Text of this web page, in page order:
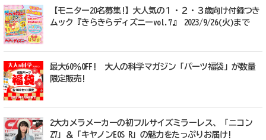
【モニター20名募集!】大人気の１・２・３歳向け付録つき
ムック『きらきらディズニーvol.7』 2023/9/26(火)まで
最大60％OFF! 大人の科学マガジン「パーツ福袋」が数量
限定販売!
2大カメラメーカーの初フルサイズミラーレス、「ニコン
Z7」＆「キヤノンEOS R」の魅力をたっぷりお届け!